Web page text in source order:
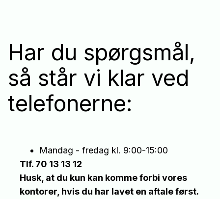
Har du spørgsmål,
så står vi klar ved
telefonerne:
Mandag - fredag kl. 9:00-15:00
Tlf. 70 13 13 12
Husk, at du kun kan komme forbi vores
kontorer, hvis du har lavet en aftale først.